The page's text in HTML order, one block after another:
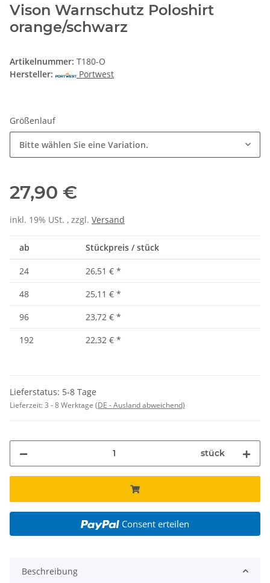
Vison Warnschutz Poloshirt
orange/schwarz
Artikelnummer: T180-O
Hersteller:
Portwest
Größenlauf
Bitte wählen Sie eine Variation.
27,90 €
inkl. 19% USt. , zzgl. Versand
ab Stückpreis / stück
24 26,51 € *
48
25,11 € *
96
23,72 € *
192
22,32 € *
Lieferstatus: 5-8 Tage
Lieferzeit:3 - 8 Werktage (DE - Ausland abweichend)
stück
Consent erteilen
Beschreibung